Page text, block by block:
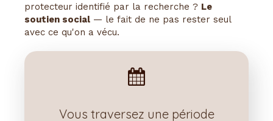
protecteur identifié par la recherche ? Le
soutien social — le fait de ne pas rester seul
avec ce qu'on a vécu.
Vous traversez une période